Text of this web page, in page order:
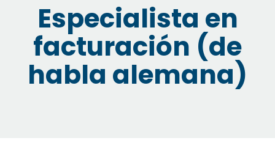
Especialista en
facturación (de
habla alemana)